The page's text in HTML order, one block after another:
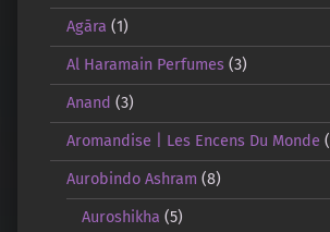
Agāra (1)
Al Haramain Perfumes(3)
Anand (3)
Aromandise | Les Encens Du Monde
Aurobindo Ashram (8)
Auroshikha (5)